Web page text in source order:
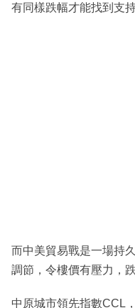
有同樣跌幅才能找到支持
而中美貿易戰是一場持
調節，令樓價有壓力，
中原城市領先指數CCL